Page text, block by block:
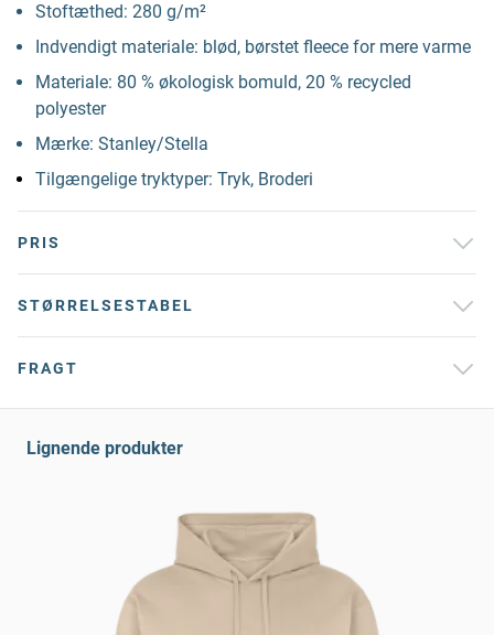
Stoftæthed: 280 g/m²
Indvendigt materiale: blød, børstet fleece for mere varme
Materiale: 80 % økologisk bomuld, 20 % recycled
polyester
Mærke: Stanley/Stella
Tilgængelige tryktyper: Tryk, Broderi
PRIS
STØRRELSESTABEL
FRAGT
Lignende produkter